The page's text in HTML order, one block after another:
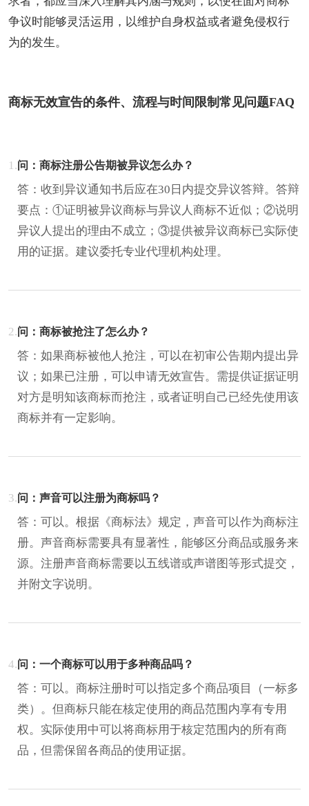
争议时能够灵活运用，以维护自身权益或者避免侵权行
为的发生。
商标无效宣告的条件、流程与时间限制常见问题FAQ
1.问：商标注册公告期被异议怎么办？
答：收到异议通知书后应在30日内提交异议答辩。答辩
要点：①证明被异议商标与异议人商标不近似；②说明
异议人提出的理由不成立；③提供被异议商标已实际使
用的证据。建议委托专业代理机构处理。
2.问：商标被抢注了怎么办？
答：如果商标被他人抢注，可以在初审公告期内提出异
议；如果已注册，可以申请无效宣告。需提供证据证明
对方是明知该商标而抢注，或者证明自己已经先使用该
商标并有一定影响。
3.问：声音可以注册为商标吗？
答：可以。根据《商标法》规定，声音可以作为商标注
册。声音商标需要具有显著性，能够区分商品或服务来
源。注册声音商标需要以五线谱或声谱图等形式提交，
并附文字说明。
4.问：一个商标可以用于多种商品吗？
答：可以。商标注册时可以指定多个商品项目（一标多
类）。但商标只能在核定使用的商品范围内享有专用
权。实际使用中可以将商标用于核定范围内的所有商
品，但需保留各商品的使用证据。